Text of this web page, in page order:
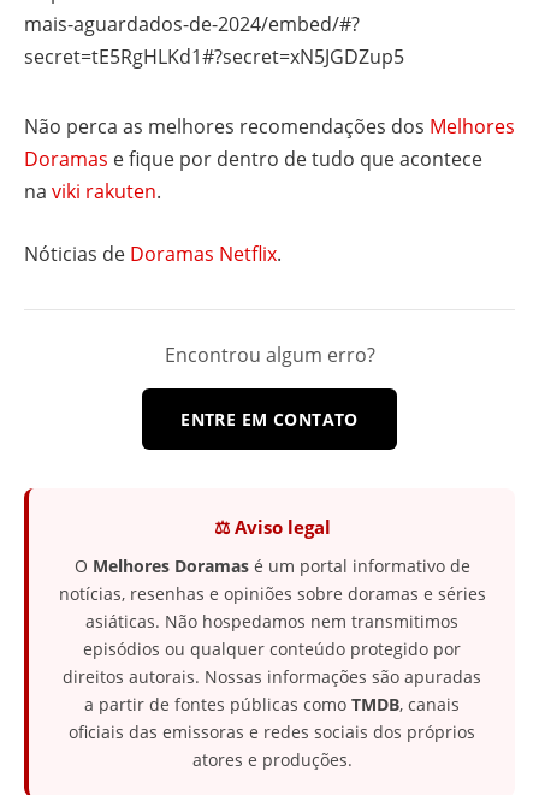
mais-aguardados-de-2024/embed/#?
secret=tE5RgHLKd1#?secret=xN5JGDZup5
Não perca as melhores recomendações dos Melhores
Doramas e fique por dentro de tudo que acontece
na viki rakuten.
Nóticias de Doramas Netflix.
Encontrou algum erro?
ENTRE EM CONTATO
⚖️ Aviso legal
O Melhores Doramasé um portal informativo de
notícias, resenhas e opiniões sobre doramas e séries
asiáticas. Não hospedamos nem transmitimos
episódios ou qualquer conteúdo protegido por
direitos autorais. Nossas informações são apuradas
a partir de fontes públicas como TMDB, canais
oficiais das emissoras e redes sociais dos próprios
atores e produções.